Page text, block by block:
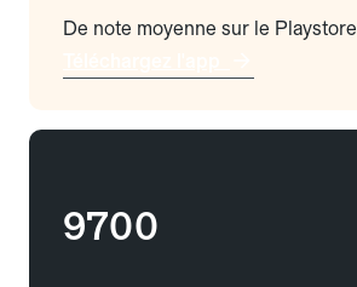
De note moyenne sur le Playstore
9700